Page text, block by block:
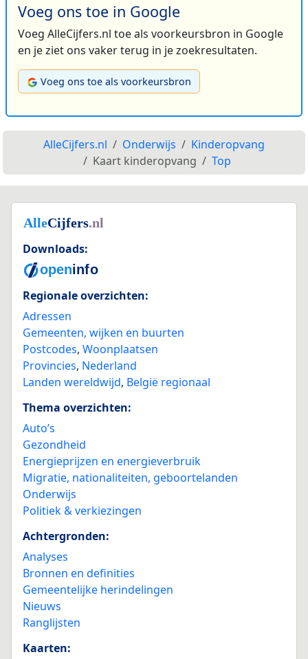
Voeg ons toe in Google
Voeg AlleCijfers.nl toe als voorkeursbron in Google
en je ziet ons vaker terug in je zoekresultaten.
Voeg ons toe als voorkeursbron
AlleCijfers.nl Onderwijs
Kinderopvang
Kaart kinderopvang
Top
Downloads:
Regionale overzichten:
Adressen
Gemeenten, wijken en buurten
Postcodes, Woonplaatsen
Provincies, Nederland
Landen wereldwijd, België regionaal
Thema overzichten:
Auto’s
Gezondheid
Energieprijzen en energieverbruik
Migratie, nationaliteiten, geboortelanden
Onderwijs
Politiek & verkiezingen
Achtergronden:
Analyses
Bronnen en definities
Gemeentelijke herindelingen
Nieuws
Ranglijsten
Kaarten: